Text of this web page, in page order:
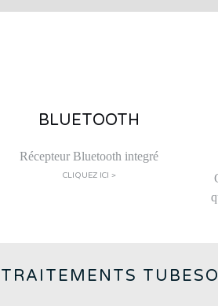
BLUETOOTH
Récepteur Bluetooth integré
CLIQUEZ ICI >
TRAITEMENTS